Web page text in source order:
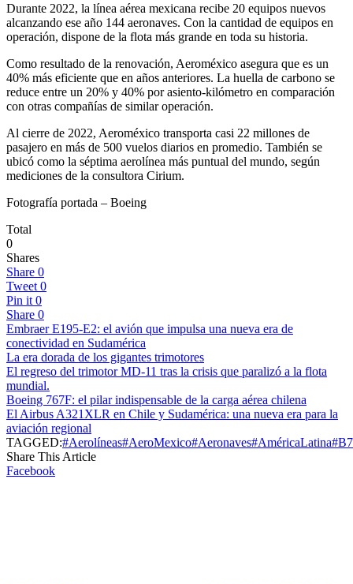
Durante 2022, la línea aérea mexicana recibe 20 equipos nuevos
alcanzando ese año 144 aeronaves. Con la cantidad de equipos en
operación, dispone de la flota más grande en toda su historia.
Como resultado de la renovación, Aeroméxico asegura que es un
40% más eficiente que en años anteriores. La huella de carbono se
reduce entre un 20% y 40% por asiento-kilómetro en comparación
con otras compañías de similar operación.
Al cierre de 2022, Aeroméxico transporta casi 22 millones de
pasajero en más de 500 vuelos diarios en promedio. También se
ubicó como la séptima aerolínea más puntual del mundo, según
mediciones de la consultora Cirium.
Fotografía portada – Boeing
Total
0
Shares
Share 0
Tweet 0
Pin it 0
Share 0
Embraer E195-E2: el avión que impulsa una nueva era de
conectividad en Sudamérica
La era dorada de los gigantes trimotores
El regreso del trimotor MD-11 tras la crisis que paralizó a la flota
mundial.
Boeing 767F: el pilar indispensable de la carga aérea chilena
El Airbus A321XLR en Chile y Sudamérica: una nueva era para la
aviación regional
TAGGED:#Aerolíneas#AeroMexico#Aeronaves#AméricaLatina
Share This Article
Facebook